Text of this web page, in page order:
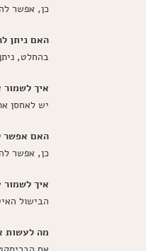
כן, אפשר
האם ניתן
בהחלט,
איך
יש לאחסן את השאריות
האם אפשר
כן, אפשר להקפיא את
איך
הבישול
מה לעשות